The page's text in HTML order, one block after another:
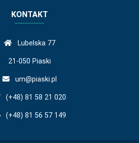
KONTAKT
Lubelska 77
21-050 Piaski
um@piaski.pl
(+48) 81 58 21 020
(+48) 81 56 57 149